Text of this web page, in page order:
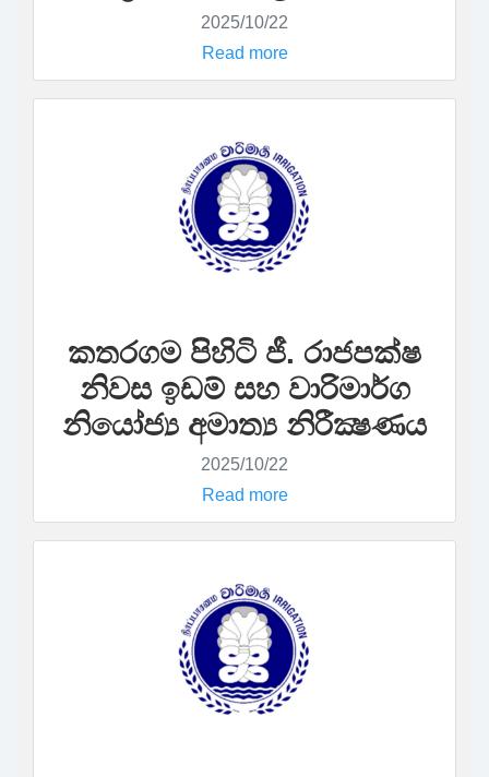
2025/10/22
Read more
කතරගම පිහිටි ජී. රාජපක්ෂ
නිවස ඉඩම් සහ වාරිමාර්ග
නියෝජ්‍ය අමාත්‍ය නිරීක්‍ෂණය
2025/10/22
Read more